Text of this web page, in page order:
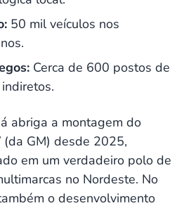
50 mil veículos nos
Cerca de 600 postos de
abriga a montagem do
(da GM) desde 2025,
em um verdadeiro polo de
no Nordeste. No
o desenvolvimento